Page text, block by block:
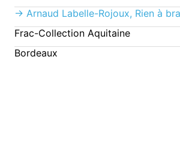
→ Arnaud Labelle-Rojoux, Rien à
Frac-Collection Aquitaine
Bordeaux